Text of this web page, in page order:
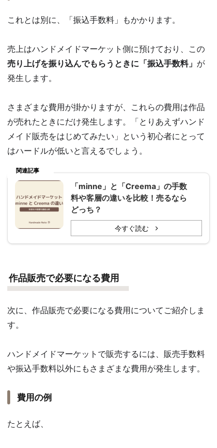
これとは別に、「振込手数料」もかかります。
売上はハンドメイドマーケット側に預けており、この
売り上げを振り込んでもらうときに「振込手数料」 が
発生します。
さまざまな費用が掛かりますが、これらの費用は作品
が売れたときにだけ発生します。「とりあえずハンド
メイド販売をはじめてみたい」という初心者にとって
はハードルが低いと言えるでしょう。
関連記事
「minne」と「Creema」の手数
料や客層の違いを比較！売るなら
どっち？
今すぐ読む
作品販売で必要になる費用
次に、作品販売で必要になる費用についてご紹介しま
す。
ハンドメイドマーケットで販売するには、販売手数料
や振込手数料以外にもさまざまな費用が発生します。
費用の例
たとえば、